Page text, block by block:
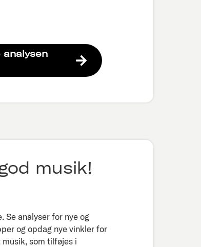
analysen
musik!
Se analyser for nye og
og opdag nye vinkler for
musik, som tilføjes i